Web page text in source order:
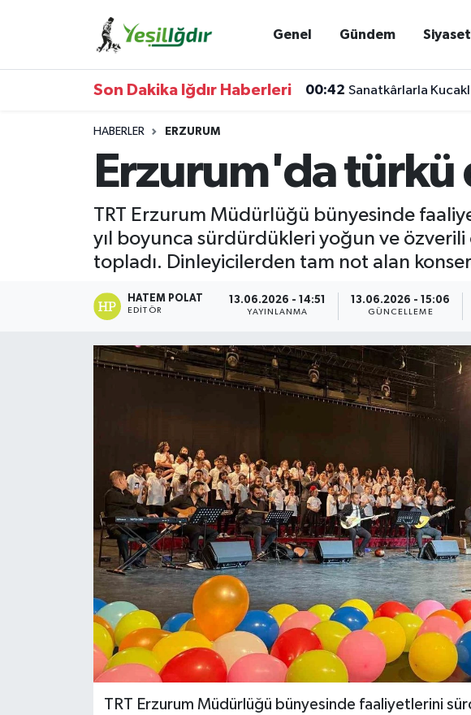
Genel Gündem Siyaset
Son Dakika Iğdır Haberleri 00:42 Sanatkârlarla
HABERLER ERZURUM
Erzurum'da türkü
TRT Erzurum Müdürlüğü bünyesinde
yıl boyunca sürdürdükleri yoğun ve özverili
topladı. Dinleyicilerden tam not alan
HATEM POLAT
EDITÖR
13.06.2026 - 14:51
YAYINLANMA
13.06.2026 - 15:06
GÜNCELLEME
TRT Erzurum Müdürlüğü bünyesinde faaliyetlerini
Iğdır Trafik Yoğunluk Haritası
Tüm Manşetler
Son Dakika Haberleri
Haber Arşivi